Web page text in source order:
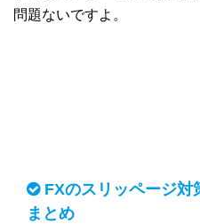
問題ないですよ。
FXのスリッページ対
まとめ